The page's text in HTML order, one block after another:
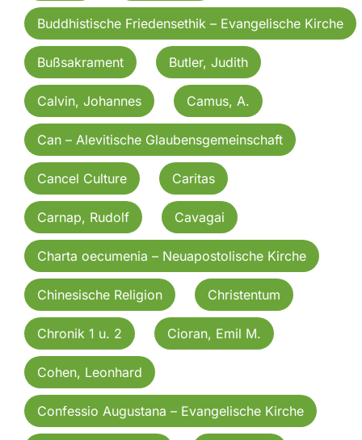
Buddhistische Friedensethik – Evangelische Kirche
Bußsakrament Butler, Judith
Calvin, Johannes Camus, A.
Can – Alevitische Glaubensgemeinschaft
Cancel Culture Caritas
Carnap, Rudolf Cavagai
Charta oecumenia – Neuapostolische Kirche
Chinesische Religion Christentum
Chronik 1 u. 2 Cioran, Emil M.
Cohen, Leonhard
Confessio Augustana – Evangelische Kirche